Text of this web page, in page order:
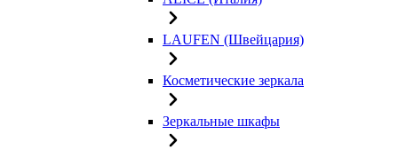
LAUFEN (Швейцария)
Косметические зеркала
Зеркальные шкафы